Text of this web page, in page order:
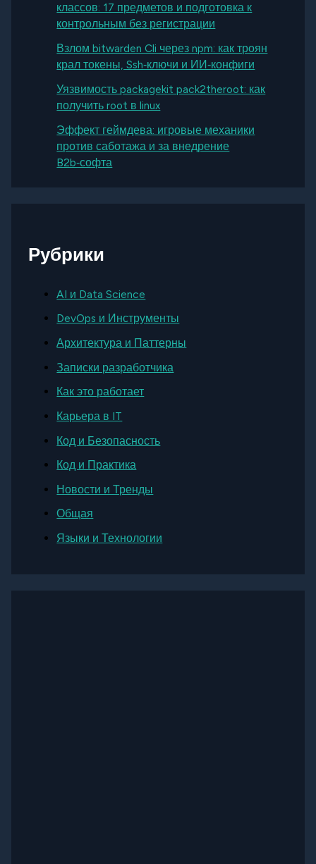
классов: 17 предметов и подготовка к
контрольным без регистрации
Взлом bitwarden Cli через npm: как троян
крал токены, Ssh‑ключи и ИИ‑конфиги
Уязвимость packagekit pack2theroot: как
получить root в linux
Эффект геймдева: игровые механики
против саботажа и за внедрение
B2b‑софта
Рубрики
AI и Data Science
DevOps и Инструменты
Архитектура и Паттерны
Записки разработчика
Как это работает
Карьера в IT
Код и Безопасность
Код и Практика
Новости и Тренды
Общая
Языки и Технологии